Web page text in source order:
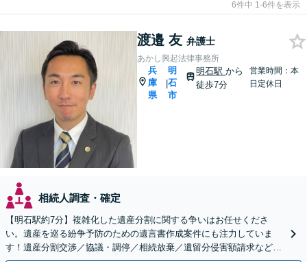
6件中 1-6件を表示
渡邉 友 弁護士
あかし興起法律事務所
兵
庫
県
|
明
石
市
明石駅から
徒歩7分
営業時間：本
日定休日
相続人調査・確定
【明石駅約7分】複雑化した遺産分割に関する争いはお任せくださ
い。遺産を巡る紛争予防のための遺言書作成案件にも注力していま
す！遺産分割交渉／協議・調停／相続放棄／遺留分侵害額請求など